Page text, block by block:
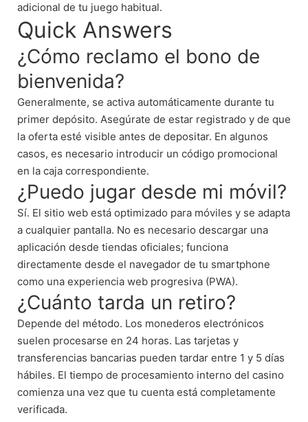
adicional de tu juego habitual.
Quick Answers
¿Cómo reclamo el bono de
bienvenida?
Generalmente, se activa automáticamente durante tu
primer depósito. Asegúrate de estar registrado y de que
la oferta esté visible antes de depositar. En algunos
casos, es necesario introducir un código promocional
en la caja correspondiente.
¿Puedo jugar desde mi móvil?
Sí. El sitio web está optimizado para móviles y se adapta
a cualquier pantalla. No es necesario descargar una
aplicación desde tiendas oficiales; funciona
directamente desde el navegador de tu smartphone
como una experiencia web progresiva (PWA).
¿Cuánto tarda un retiro?
Depende del método. Los monederos electrónicos
suelen procesarse en 24 horas. Las tarjetas y
transferencias bancarias pueden tardar entre 1 y 5 días
hábiles. El tiempo de procesamiento interno del casino
comienza una vez que tu cuenta está completamente
verificada.